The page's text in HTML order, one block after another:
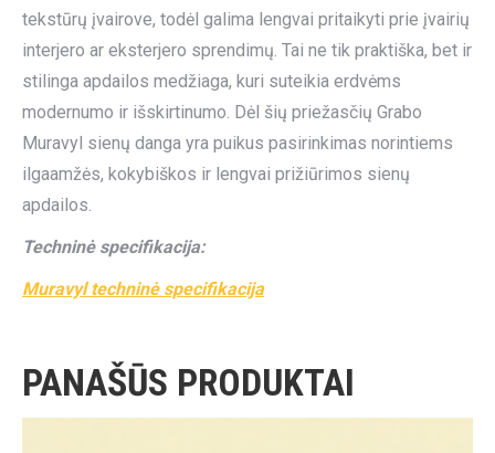
tekstūrų įvairove, todėl galima lengvai pritaikyti prie įvairių
interjero ar eksterjero sprendimų. Tai ne tik praktiška, bet ir
stilinga apdailos medžiaga, kuri suteikia erdvėms
modernumo ir išskirtinumo. Dėl šių priežasčių Grabo
Muravyl sienų danga yra puikus pasirinkimas norintiems
ilgaamžės, kokybiškos ir lengvai prižiūrimos sienų
apdailos.
Techninė specifikacija:
Muravyl techninė specifikacija
PANAŠŪS PRODUKTAI